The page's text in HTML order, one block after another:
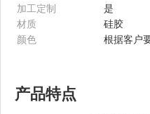
加工定制
是
材质
硅胶
颜色
根据客户
产品特点